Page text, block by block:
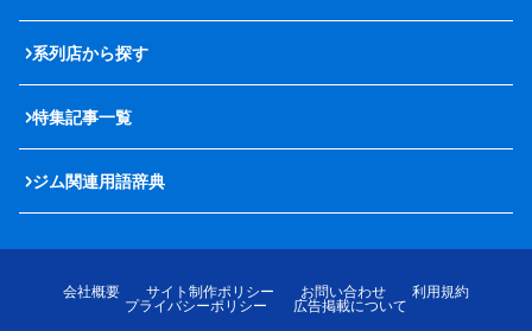
系列店から探す
特集記事一覧
ジム関連用語辞典
会社概要 サイト制作ポリシー お問い合わせ
利用規約
プライバシーポリシー
広告掲載について